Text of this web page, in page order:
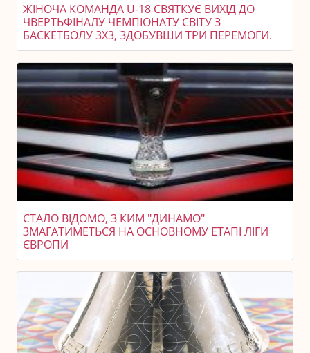
ЖІНОЧА КОМАНДА U-18 СВЯТКУЄ ВИХІД ДО
ЧВЕРТЬФІНАЛУ ЧЕМПІОНАТУ СВІТУ З
БАСКЕТБОЛУ 3X3, ЗДОБУВШИ ТРИ ПЕРЕМОГИ.
СТАЛО ВІДОМО, З КИМ "ДИНАМО"
ЗМАГАТИМЕТЬСЯ НА ОСНОВНОМУ ЕТАПІ ЛІГИ
ЄВРОПИ